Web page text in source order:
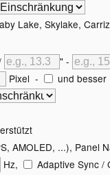
Lake, Skylake,
" -
Pixel -
und besser
AMOLED, ...), Panel
Hz,
Adaptive Sync /